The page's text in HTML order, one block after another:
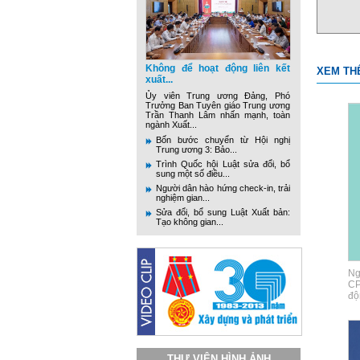
Không để hoạt động liên kết
xuất...
Ủy viên Trung ương Đảng, Phó
Trưởng Ban Tuyên giáo Trung ương
Trần Thanh Lâm nhấn mạnh, toàn
ngành Xuất...
Bốn bước chuyển từ Hội nghị
Trung ương 3: Bảo...
Trình Quốc hội Luật sửa đổi, bổ
sung một số điều...
Người dân hào hứng check-in, trải
nghiệm gian...
Sửa đổi, bổ sung Luật Xuất bản:
Tạo không gian...
XEM